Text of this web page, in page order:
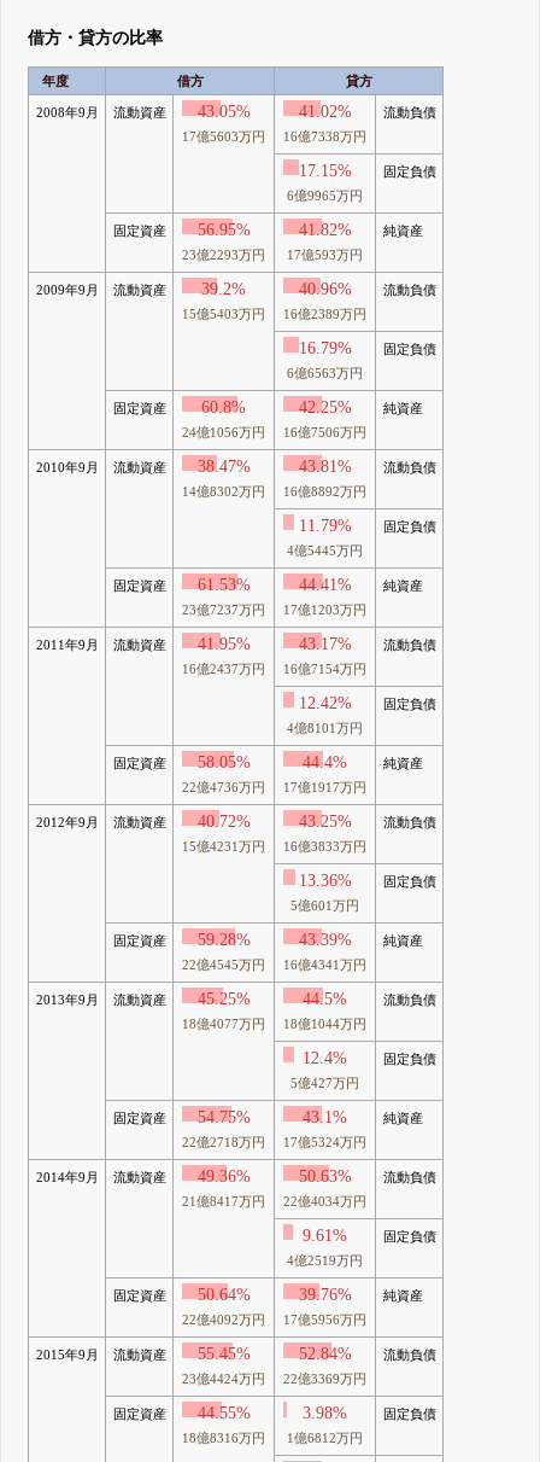
借方・貸方の比率
年度 借方 貸方
2008年9月 流動資産 43.05%
17億5603万円
41.02%
16億7338万円
流動負債
17.15%
6億9965万円
固定負債
固定資産 56.95%
23億2293万円
41.82%
17億593万円
純資産
2009年9月 流動資産 39.2%
15億5403万円
40.96%
16億2389万円
流動負債
16.79%
6億6563万円
固定負債
固定資産 60.8%
24億1056万円
42.25%
16億7506万円
純資産
2010年9月 流動資産 38.47%
14億8302万円
43.81%
16億8892万円
流動負債
11.79%
4億5445万円
固定負債
固定資産 61.53%
23億7237万円
44.41%
17億1203万円
純資産
2011年9月 流動資産 41.95%
16億2437万円
43.17%
16億7154万円
流動負債
12.42%
4億8101万円
固定負債
固定資産 58.05%
22億4736万円
44.4%
17億1917万円
純資産
2012年9月 流動資産 40.72%
15億4231万円
43.25%
16億3833万円
流動負債
13.36%
5億601万円
固定負債
固定資産 59.28%
22億4545万円
43.39%
16億4341万円
純資産
2013年9月 流動資産 45.25%
18億4077万円
44.5%
18億1044万円
流動負債
12.4%
5億427万円
固定負債
固定資産 54.75%
22億2718万円
43.1%
17億5324万円
純資産
2014年9月 流動資産 49.36%
21億8417万円
50.63%
22億4034万円
流動負債
9.61%
4億2519万円
固定負債
固定資産 50.64%
22億4092万円
39.76%
17億5956万円
純資産
2015年9月 流動資産 55.45%
23億4424万円
52.84%
22億3369万円
流動負債
固定資産 44.55%
18億8316万円
3.98%
1億6812万円
固定負債